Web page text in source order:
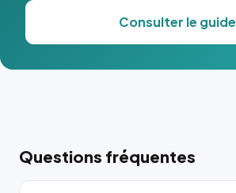
Consulter le guide
Questions fréquentes